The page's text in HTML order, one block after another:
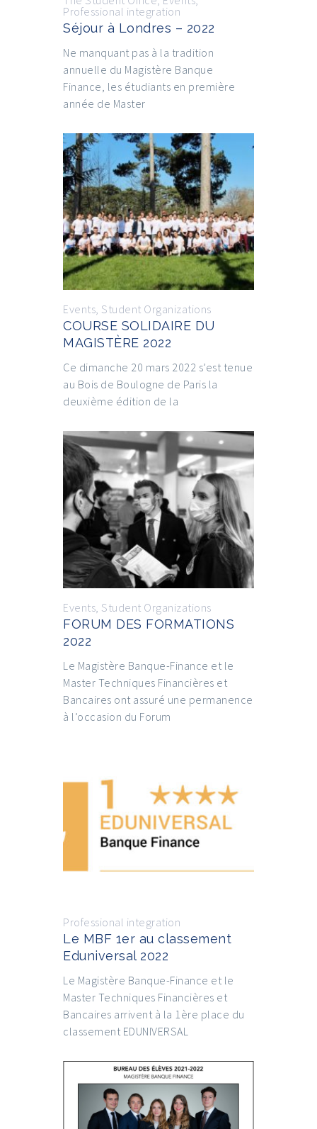
Professional integration
Séjour à Londres – 2022
Ne manquant pas à la tradition
annuelle du Magistère Banque
Finance, les étudiants en première
année de Master
Events, Student Organizations
COURSE SOLIDAIRE DU
MAGISTÈRE 2022
Ce dimanche 20 mars 2022 s’est tenue
au Bois de Boulogne de Paris la
deuxième édition de la
Events Student Organizations
FORUM DES FORMATIONS
2022
Le Magistère Banque-Finance et le
Master Techniques Financières et
Bancaires ont assuré une permanence
à l’occasion du Forum
Professional integration
Le MBF 1er au classement
Eduniversal 2022
Le Magistère Banque-Finance et le
Master Techniques Financières et
Bancaires arrivent à la 1ère place du
classement EDUNIVERSAL